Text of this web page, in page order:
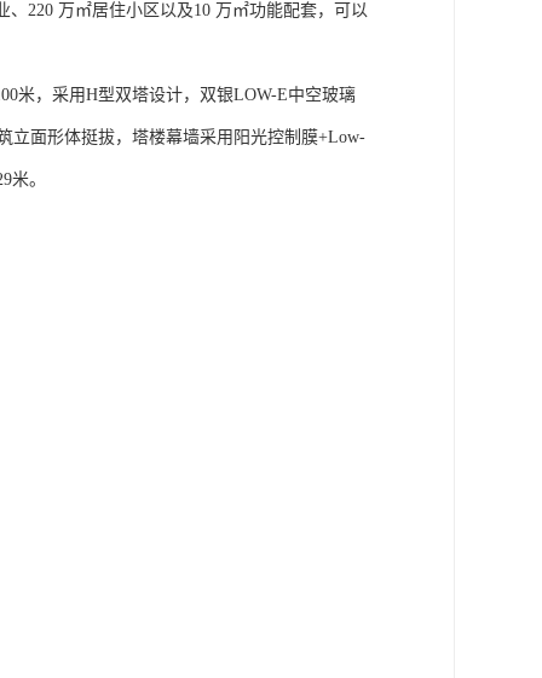
220 万㎡居住小区以及10 万㎡功能配套，可以
米，采用H型双塔设计，双银LOW-E中空玻璃
立面形体挺拔，塔楼幕墙采用阳光控制膜+Low-
米。